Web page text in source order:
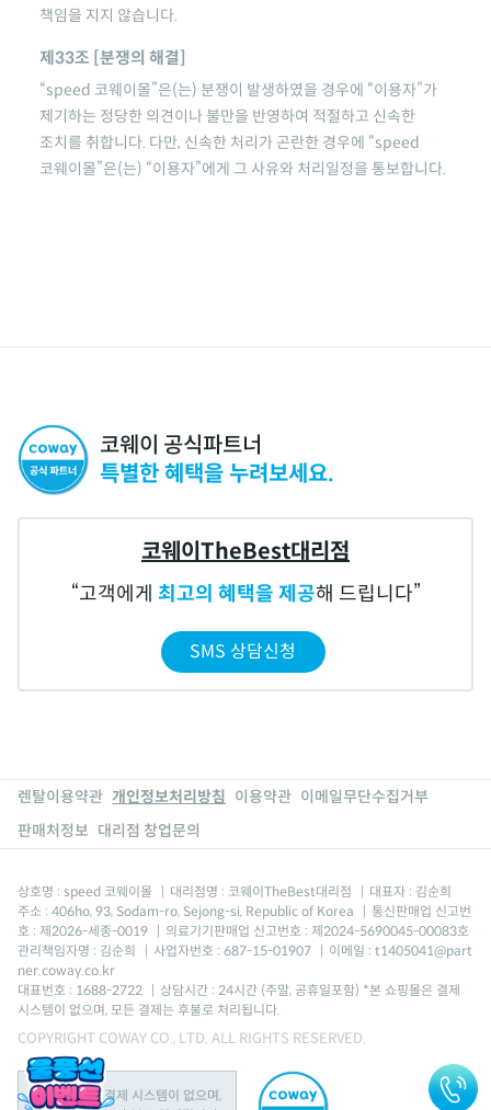
책임을 지지 않습니다.
제33조 [분쟁의 해결]
“speed 코웨이몰”은(는) 분쟁이 발생하였을 경우에 “이용자”가
제기하는 정당한 의견이나 불만을 반영하여 적절하고 신속한
조치를 취합니다. 다만, 신속한 처리가 곤란한 경우에 “speed
코웨이몰”은(는) “이용자”에게 그 사유와 처리일정을 통보합니다.
코웨이 공식파트너
특별한 혜택을 누려보세요.
코웨이TheBest대리점
고객에게 최고의 혜택을 제공해 드립니다
SMS 상담신청
렌탈이용약관 개인정보처리방침 이용약관 이메일무단수집거부
판매처정보 대리점 창업문의
상호명 : speed 코웨이몰 대리점명 : 코웨이TheBest대리점
대표자 : 김순희
주소 : 406ho, 93, Sodam-ro, Sejong-si, Republic of Korea
통신판매업 신고번
호 : 제2026-세종-0019
의료기기판매업 신고번호 : 제2024-5690045-00083호
관리책임자명 : 김순희
사업자번호 : 687-15-01907
이메일 : t1405041@part
ner.coway.co.kr
대표번호 : 1688-2722
상담시간 : 24시간 (주말, 공휴일포함) *본 쇼핑몰은 결제
시스템이 없으며, 모든 결제는 후불로 처리됩니다.
COPYRIGHT COWAY CO., LTD. ALL RIGHTS RESERVED.
본 쇼핑몰은 결제 시스템이 없으며,